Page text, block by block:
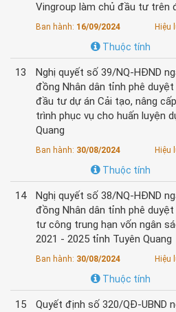
Vingroup làm chủ đầu tư trên
Ban hành: 16/09/2024 Hiệu
Thuộc tính
13
Nghị quyết số 39/NQ-HĐND
đồng Nhân dân tỉnh phê
đầu tư dự án Cải tạo, nâng
trình phục vụ cho huấn luyện
Quang
Ban hành: 30/08/2024 Hiệu
Thuộc tính
14
Nghị quyết số 38/NQ-HĐND
đồng Nhân dân tỉnh phê
tư công trung hạn vốn ngân
2021 - 2025 tỉnh Tuyên Quang
Ban hành: 30/08/2024 Hiệu
Thuộc tính
15
Quyết định số 320/QĐ-UBND